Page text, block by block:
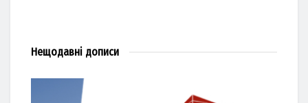
Нещодавні дописи